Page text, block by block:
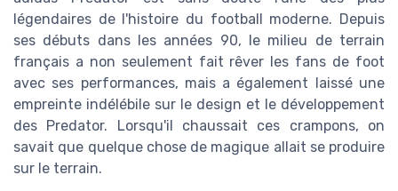
légendaires de l'histoire du football moderne. Depuis
ses débuts dans les années 90, le milieu de terrain
français a non seulement fait rêver les fans de foot
avec ses performances, mais a également laissé une
empreinte indélébile sur le design et le développement
des Predator. Lorsqu'il chaussait ces crampons, on
savait que quelque chose de magique allait se produire
sur le terrain.